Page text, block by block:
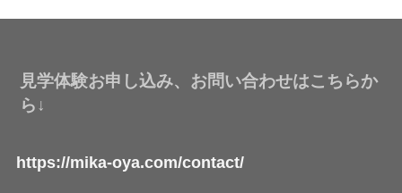
見学体験お申し込み、お問い合わせはこちらか
ら↓
https://mika-oya.com/contact/